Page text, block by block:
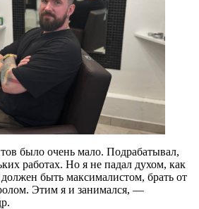
было очень мало. Подрабатывал,
работах. Но я не падал духом, как
быть максималистом, брать от
Этим я и занимался, —